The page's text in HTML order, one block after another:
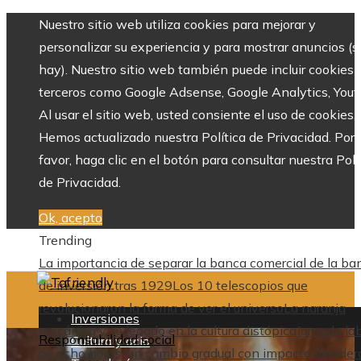
Nuestro sitio web utiliza cookies para mejorar y
personalizar su experiencia y para mostrar anuncios
hay). Nuestro sitio web también puede incluir cookies
terceros como Google Adsense, Google Analytics,
Al usar el sitio web, usted consiente el uso de cookies.
Hemos actualizado nuestra Política de Privacidad. Por
favor, haga clic en el botón para consultar nuestra
de Privacidad.
Ok, acepto
Trending
La importancia de separar la banca comercial de la
de inversión tras 1929Los 10 telescopios que
revolucionaron la forma de ver el universoLa naranja
mecánica y su legado en la cultura distópicaJornada
de ocho horas: un cambio gradual con impacto
Inversiones
Cultura y ocio
Responsabilidad social